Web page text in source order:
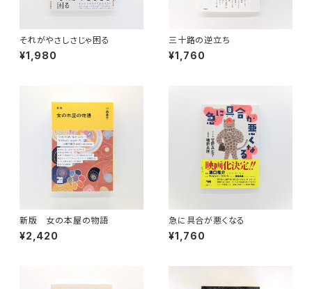
それがやさしさじゃ困る
¥1,980
三十路の逆立ち
¥1,760
新版 女の本屋の物語
¥2,420
急に具合が悪くなる
¥1,760